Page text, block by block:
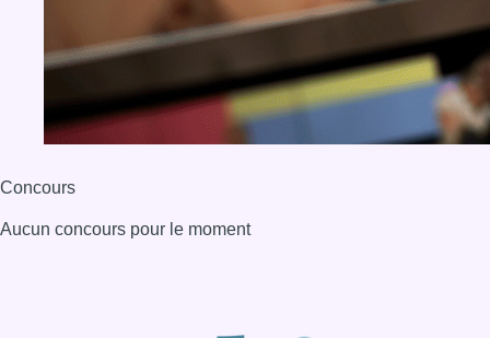
Concours
Aucun concours pour le moment